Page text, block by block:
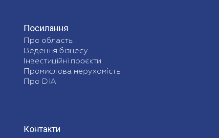
Посилання
Про область
Ведення бізнесу
Інвестиційні проєкти
Промислова нерухомість
Про DIA
Контакти